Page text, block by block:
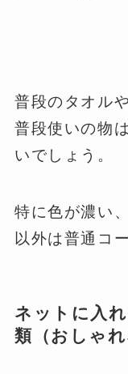
普段のタオル
普段使いの物
いでしょう。
特に色が濃い
以外は普通コ
ネットに入
類（おしゃれ